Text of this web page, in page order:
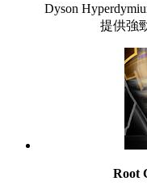
Dyson
提供強
Root